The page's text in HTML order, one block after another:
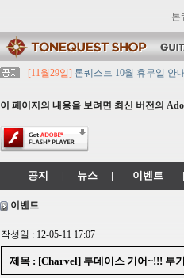
톤
[11월29일] 톤퀘스트 10월 휴무일 안
[11월29일]톤퀘스트쇼핑몰 리뉴얼
[11월29일]
[대리점 모집] Gretsch,
이 페이지의 내용을 보려면 최신 버전의
공지 | 뉴스 | 이벤트 |
이벤트
작성일 : 12-05-11 17:07
제목 : [Charvel] 투데이스 기어~!!! 투